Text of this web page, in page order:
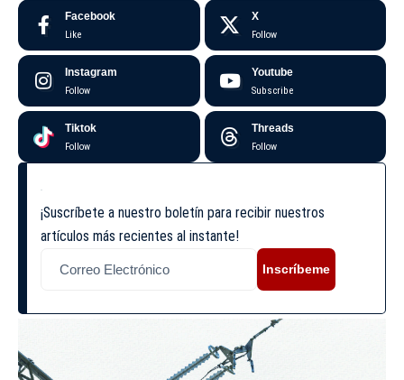
Facebook
Like
X
Follow
Instagram
Follow
Youtube
Subscribe
Tiktok
Follow
Threads
Follow
¡Suscríbete a nuestro boletín para recibir nuestros
artículos más recientes al instante!
Inscríbeme